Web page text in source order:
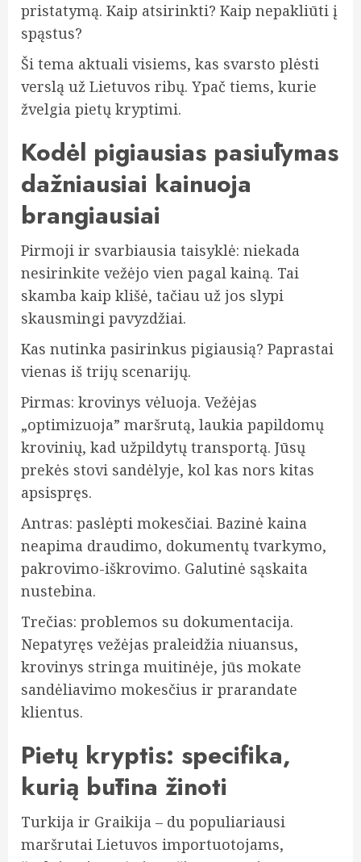
pristatymą. Kaip atsirinkti? Kaip nepakliūti į
spąstus?
Ši tema aktuali visiems, kas svarsto plėsti
verslą už Lietuvos ribų. Ypač tiems, kurie
žvelgia pietų kryptimi.
Kodėl pigiausias pasiūlymas
dažniausiai kainuoja
brangiausiai
Pirmoji ir svarbiausia taisyklė: niekada
nesirinkite vežėjo vien pagal kainą. Tai
skamba kaip klišė, tačiau už jos slypi
skausmingi pavyzdžiai.
Kas nutinka pasirinkus pigiausią? Paprastai
vienas iš trijų scenarijų.
Pirmas: krovinys vėluoja. Vežėjas
„optimizuoja” maršrutą, laukia papildomų
krovinių, kad užpildytų transportą. Jūsų
prekės stovi sandėlyje, kol kas nors kitas
apsispręs.
Antras: paslėpti mokesčiai. Bazinė kaina
neapima draudimo, dokumentų tvarkymo,
pakrovimo-iškrovimo. Galutinė sąskaita
nustebina.
Trečias: problemos su dokumentacija.
Nepatyręs vežėjas praleidžia niuansus,
krovinys stringa muitinėje, jūs mokate
sandėliavimo mokesčius ir prarandate
klientus.
Pietų kryptis: specifika,
kurią būtina žinoti
Turkija ir Graikija – du populiariausi
maršrutai Lietuvos importuotojams,